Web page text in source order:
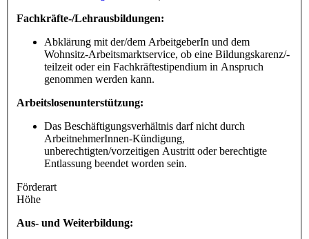
Fachkräfte-/Lehrausbildungen:
Abklärung mit der/dem ArbeitgeberIn und dem
Wohnsitz-Arbeitsmarktservice, ob eine Bildungskarenz/-
teilzeit oder ein Fachkräftestipendium in Anspruch
genommen werden kann.
Arbeitslosenunterstützung:
Das Beschäftigungsverhältnis darf nicht durch
ArbeitnehmerInnen-Kündigung,
unberechtigten/vorzeitigen Austritt oder berechtigte
Entlassung beendet worden sein.
Förderart
Höhe
Aus- und Weiterbildung: